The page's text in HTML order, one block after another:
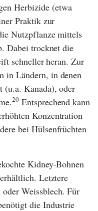
Herbizide (etwa
Praktik zur
Nutzpflanze mittels
Dabei trocknet die
schneller heran. Zur
in Ländern, in denen
(u.a. Kanada), oder
20 Entsprechend kann
Konzentration
bei Hülsenfrüchten
Kidney-Bohnen
Letztere
Weissblech. Für
die Industrie